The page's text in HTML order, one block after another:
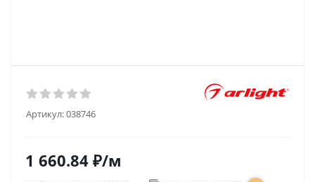
Артикул:038746
1 660.84 ₽/м